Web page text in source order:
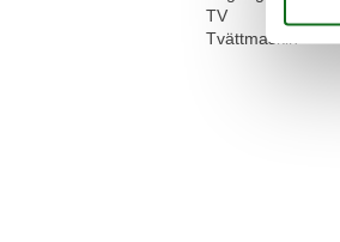
TV
Tvättmaskin